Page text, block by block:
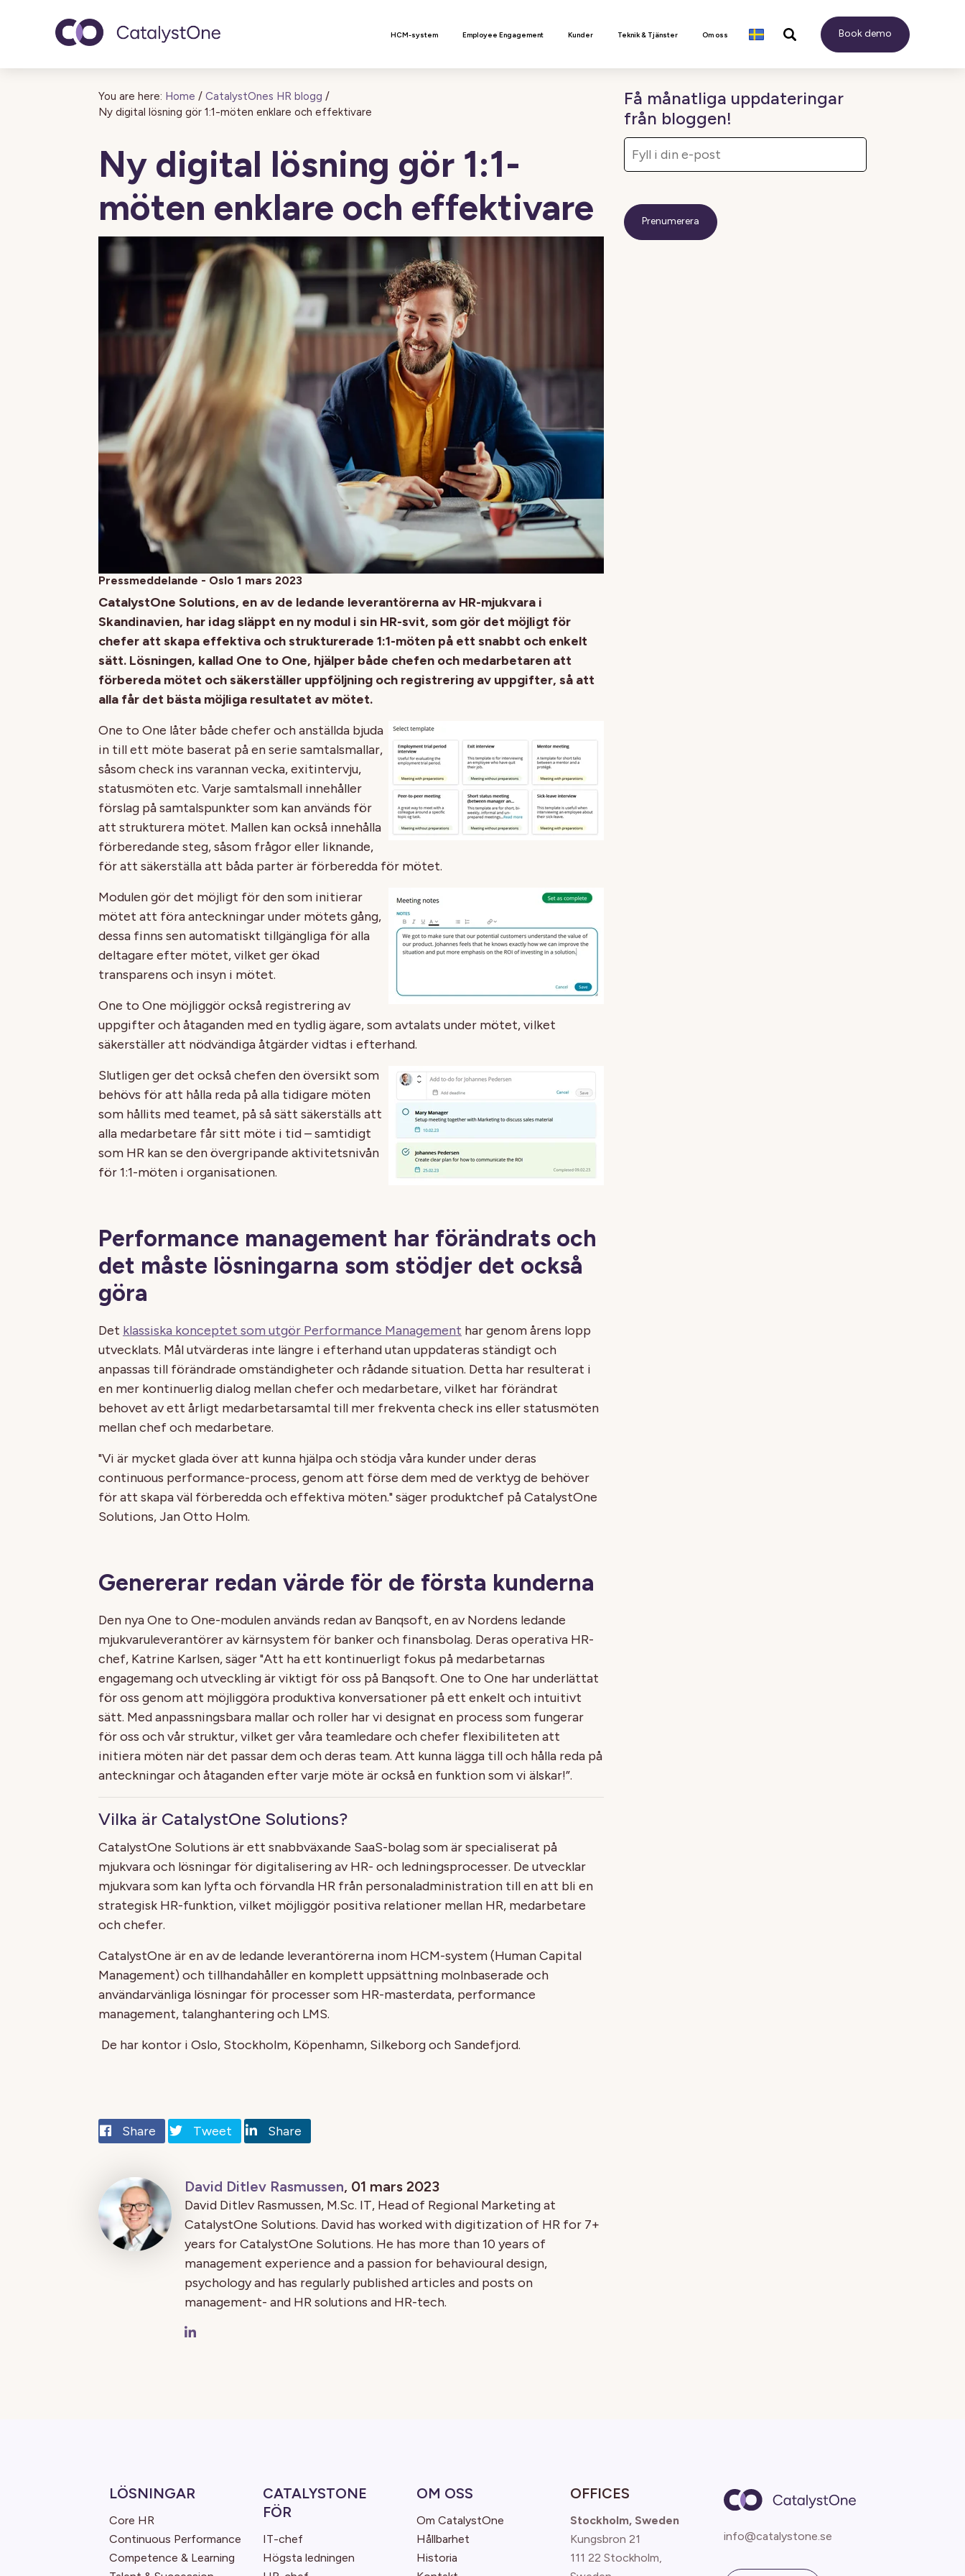
Toggle navigation HCM-system Employee Engagement Kunder Teknik & Tjänster Om oss Book demo
You are here: Home / CatalystOnes HR blogg /
Ny digital lösning gör 1:1-möten enklare och effektivare
Ny digital lösning gör 1:1-
möten enklare och effektivare
Pressmeddelande - Oslo 1 mars 2023
CatalystOne Solutions, en av de ledande leverantörerna av HR-mjukvara i
Skandinavien, har idag släppt en ny modul i sin HR-svit, som gör det möjligt för
chefer att skapa effektiva och strukturerade 1:1-möten på ett snabbt och enkelt
sätt. Lösningen, kallad One to One, hjälper både chefen och medarbetaren att
förbereda mötet och säkerställer uppföljning och registrering av uppgifter, så att
alla får det bästa möjliga resultatet av mötet.
One to One låter både chefer och anställda bjuda
in till ett möte baserat på en serie samtalsmallar,
såsom check ins varannan vecka, exitintervju,
statusmöten etc. Varje samtalsmall innehåller
förslag på samtalspunkter som kan används för
att strukturera mötet. Mallen kan också innehålla
förberedande steg, såsom frågor eller liknande,
för att säkerställa att båda parter är förberedda för mötet.
Modulen gör det möjligt för den som initierar
mötet att föra anteckningar under mötets gång,
dessa finns sen automatiskt tillgängliga för alla
deltagare efter mötet, vilket ger ökad
transparens och insyn i mötet.
One to One möjliggör också registrering av
uppgifter och åtaganden med en tydlig ägare, som avtalats under mötet, vilket
säkerställer att nödvändiga åtgärder vidtas i efterhand.
Slutligen ger det också chefen den översikt som
behövs för att hålla reda på alla tidigare möten
som hållits med teamet, på så sätt säkerställs att
alla medarbetare får sitt möte i tid – samtidigt
som HR kan se den övergripande aktivitetsnivån
för 1:1-möten i organisationen.
Performance management har förändrats och
det måste lösningarna som stödjer det också
göra
Det klassiska konceptet som utgör Performance Management har genom årens lopp
utvecklats. Mål utvärderas inte längre i efterhand utan uppdateras ständigt och
anpassas till förändrade omständigheter och rådande situation. Detta har resulterat i
en mer kontinuerlig dialog mellan chefer och medarbetare, vilket har förändrat
behovet av ett årligt medarbetarsamtal till mer frekventa check ins eller statusmöten
mellan chef och medarbetare.
"Vi är mycket glada över att kunna hjälpa och stödja våra kunder under deras
continuous performance-process, genom att förse dem med de verktyg de behöver
för att skapa väl förberedda och effektiva möten." säger produktchef på CatalystOne
Solutions, Jan Otto Holm.
Genererar redan värde för de första kunderna
Den nya One to One-modulen används redan av Banqsoft, en av Nordens ledande
mjukvaruleverantörer av kärnsystem för banker och finansbolag. Deras operativa HR-
chef, Katrine Karlsen, säger "Att ha ett kontinuerligt fokus på medarbetarnas
engagemang och utveckling är viktigt för oss på Banqsoft. One to One har underlättat
för oss genom att möjliggöra produktiva konversationer på ett enkelt och intuitivt
sätt. Med anpassningsbara mallar och roller har vi designat en process som fungerar
för oss och vår struktur, vilket ger våra teamledare och chefer flexibiliteten att
initiera möten när det passar dem och deras team. Att kunna lägga till och hålla reda på
anteckningar och åtaganden efter varje möte är också en funktion som vi älskar!”.
Vilka är CatalystOne Solutions?
CatalystOne Solutions är ett snabbväxande SaaS-bolag som är specialiserat på
mjukvara och lösningar för digitalisering av HR- och ledningsprocesser. De utvecklar
mjukvara som kan lyfta och förvandla HR från personaladministration till en att bli en
strategisk HR-funktion, vilket möjliggör positiva relationer mellan HR, medarbetare
och chefer.
CatalystOne är en av de ledande leverantörerna inom HCM-system (Human Capital
Management) och tillhandahåller en komplett uppsättning molnbaserade och
användarvänliga lösningar för processer som HR-masterdata, performance
management, talanghantering och LMS.
De har kontor i Oslo, Stockholm, Köpenhamn, Silkeborg och Sandefjord.
Share Tweet Share
David Ditlev Rasmussen, 01 mars 2023
David Ditlev Rasmussen, M.Sc. IT, Head of Regional Marketing at
CatalystOne Solutions. David has worked with digitization of HR for 7+
years for CatalystOne Solutions. He has more than 10 years of
management experience and a passion for behavioural design,
psychology and has regularly published articles and posts on
management- and HR solutions and HR-tech.
Få månatliga uppdateringar
från bloggen!
LÖSNINGAR
Core HR
Continuous Performance
Competence & Learning
CATALYSTONE
FÖR
IT-chef
Högsta ledningen
OM OSS
Om CatalystOne
Hållbarhet
Historia
OFFICES
Stockholm, Sweden
Kungsbron 21
111 22 Stockholm,
info@catalystone.se